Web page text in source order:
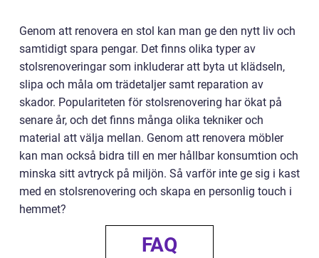
Genom att renovera en stol kan man ge den nytt liv och
samtidigt spara pengar. Det finns olika typer av
stolsrenoveringar som inkluderar att byta ut klädseln,
slipa och måla om trädetaljer samt reparation av
skador. Populariteten för stolsrenovering har ökat på
senare år, och det finns många olika tekniker och
material att välja mellan. Genom att renovera möbler
kan man också bidra till en mer hållbar konsumtion och
minska sitt avtryck på miljön. Så varför inte ge sig i kast
med en stolsrenovering och skapa en personlig touch i
hemmet?
FAQ